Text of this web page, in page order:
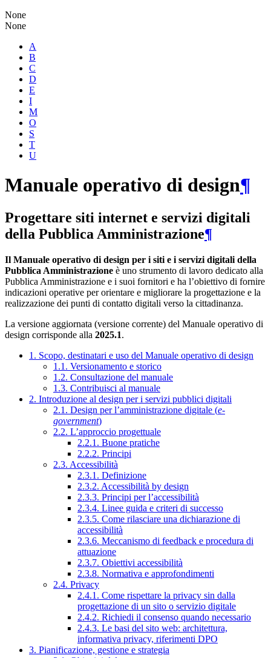
None
None
A
B
C
D
E
I
M
O
S
T
U
Manuale operativo di design¶
Progettare siti internet e servizi digitali
della Pubblica Amministrazione¶
Il Manuale operativo di design per i siti e i servizi digitali della
Pubblica Amministrazione è uno strumento di lavoro dedicato alla
Pubblica Amministrazione e i suoi fornitori e ha l’obiettivo di fornire
indicazioni operative per orientare e migliorare la progettazione e la
realizzazione dei punti di contatto digitali verso la cittadinanza.
La versione aggiornata (versione corrente) del Manuale operativo di
design corrisponde alla 2025.1.
1. Scopo, destinatari e uso del Manuale operativo di design
1.1. Versionamento e storico
1.2. Consultazione del manuale
1.3. Contribuisci al manuale
2. Introduzione al design per i servizi pubblici digitali
2.1. Design per l’amministrazione digitale (e-
government)
2.2. L’approccio progettuale
2.2.1. Buone pratiche
2.2.2. Principi
2.3. Accessibilità
2.3.1. Definizione
2.3.2. Accessibilità by design
2.3.3. Principi per l’accessibilità
2.3.4. Linee guida e criteri di successo
2.3.5. Come rilasciare una dichiarazione di
accessibilità
2.3.6. Meccanismo di feedback e procedura di
attuazione
2.3.7. Obiettivi accessibilità
2.3.8. Normativa e approfondimenti
2.4. Privacy
2.4.1. Come rispettare la privacy sin dalla
progettazione di un sito o servizio digitale
2.4.2. Richiedi il consenso quando necessario
2.4.3. Le basi del sito web: architettura,
informativa privacy, riferimenti DPO
3. Pianificazione, gestione e strategia